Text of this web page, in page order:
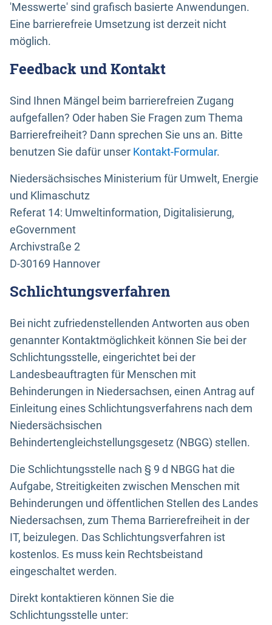
'Messwerte' sind grafisch basierte Anwendungen.
Eine barrierefreie Umsetzung ist derzeit nicht
möglich.
Feedback und Kontakt
Sind Ihnen Mängel beim barrierefreien Zugang
aufgefallen? Oder haben Sie Fragen zum Thema
Barrierefreiheit? Dann sprechen Sie uns an. Bitte
benutzen Sie dafür unser Kontakt-Formular.
Niedersächsisches Ministerium für Umwelt, Energie
und Klimaschutz
Referat 14: Umweltinformation, Digitalisierung,
eGovernment
Archivstraße 2
D-30169 Hannover
Schlichtungsverfahren
Bei nicht zufriedenstellenden Antworten aus oben
genannter Kontaktmöglichkeit können Sie bei der
Schlichtungsstelle, eingerichtet bei der
Landesbeauftragten für Menschen mit
Behinderungen in Niedersachsen, einen Antrag auf
Einleitung eines Schlichtungsverfahrens nach dem
Niedersächsischen
Behindertengleichstellungsgesetz (NBGG) stellen.
Die Schlichtungsstelle nach § 9 d NBGG hat die
Aufgabe, Streitigkeiten zwischen Menschen mit
Behinderungen und öffentlichen Stellen des Landes
Niedersachsen, zum Thema Barrierefreiheit in der
IT, beizulegen. Das Schlichtungsverfahren ist
kostenlos. Es muss kein Rechtsbeistand
eingeschaltet werden.
Direkt kontaktieren können Sie die
Schlichtungsstelle unter: